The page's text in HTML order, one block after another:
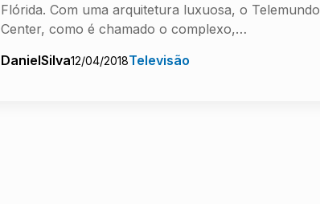
Flórida. Com uma arquitetura luxuosa, o Telemundo
Center, como é chamado o complexo,…
DanielSilva12/04/2018Televisão